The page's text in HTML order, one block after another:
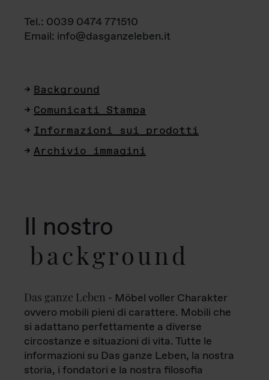
Tel.: 0039 0474 771510
Email: info@dasganzeleben.it
Background
Comunicati Stampa
Informazioni sui prodotti
Archivio immagini
Il nostro
background
Das ganze Leben - Möbel voller Charakter
ovvero mobili pieni di carattere. Mobili che
si adattano perfettamente a diverse
circostanze e situazioni di vita. Tutte le
informazioni su Das ganze Leben, la nostra
storia, i fondatori e la nostra filosofia